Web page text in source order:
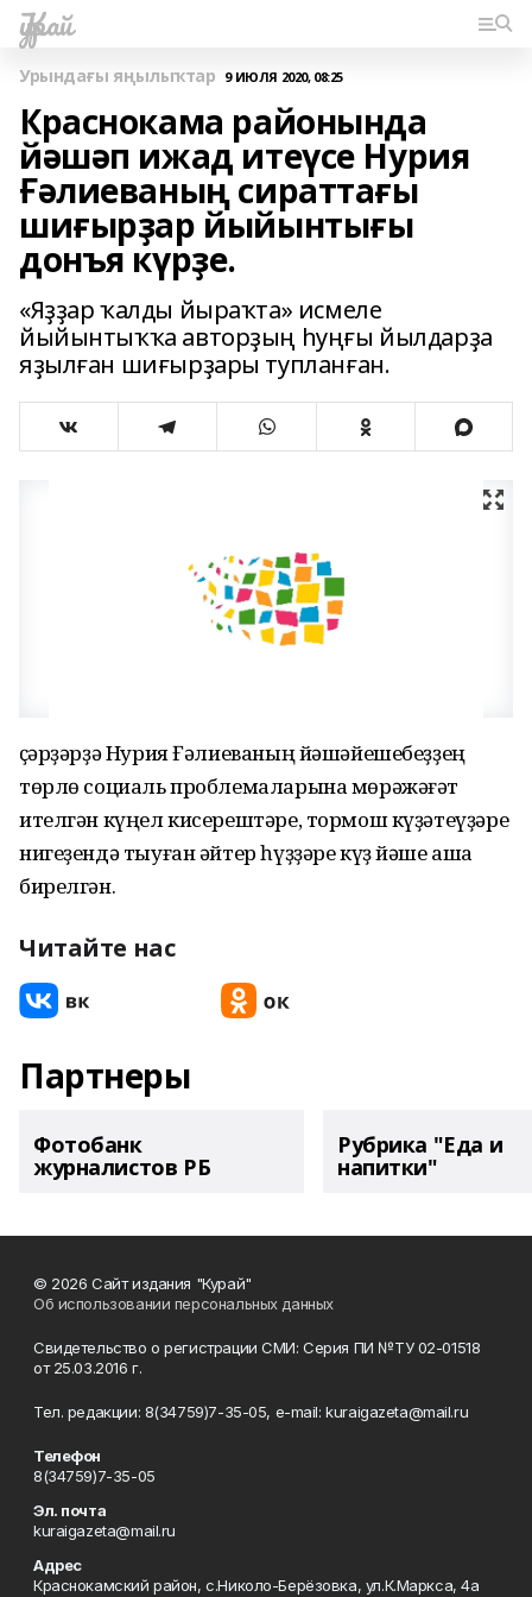
Ҡурай
Урындағы яңылыҡтар 9 ИЮЛЯ 2020, 08:25
Краснокама районында
йәшәп ижад итеүсе Нурия
Ғәлиеваның сираттағы
шиғырҙар йыйынтығы
донъя күрҙе.
«Яҙҙар ҡалды йыраҡта» исмеле
йыйынтыҡҡа авторҙың һуңғы йылдарҙа
яҙылған шиғырҙары тупланған.
Әҫәрҙәрҙә Нурия Ғәлиеваның йәшәйешебеҙҙең
төрлө социаль проблемаларына мөрәжәғәт
ителгән күңел кисерештәре, тормош күҙәтеүҙәре
нигеҙендә тыуған әйтер һүҙҙәре күҙ йәше аша
бирелгән.
Читайте нас
Партнеры
Фотобанк
журналистов РБ
Рубрика "Еда и
напитки"
© 2026 Сайт издания "Курай"
Об использовании персональных данных
Свидетельство о регистрации СМИ: Серия ПИ №ТУ 02-01518
от 25.03.2016 г.
Тел. редакции: 8(34759)7-35-05, e-mail: kuraigazeta@mail.ru
Телефон
8(34759)7-35-05
Эл. почта
kuraigazeta@mail.ru
Адрес
Краснокамский район, с.Николо-Берёзовка, ул.К.Маркса, 4а